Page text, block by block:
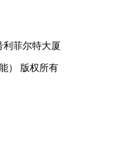
利菲尔特大厦
） 版权所有